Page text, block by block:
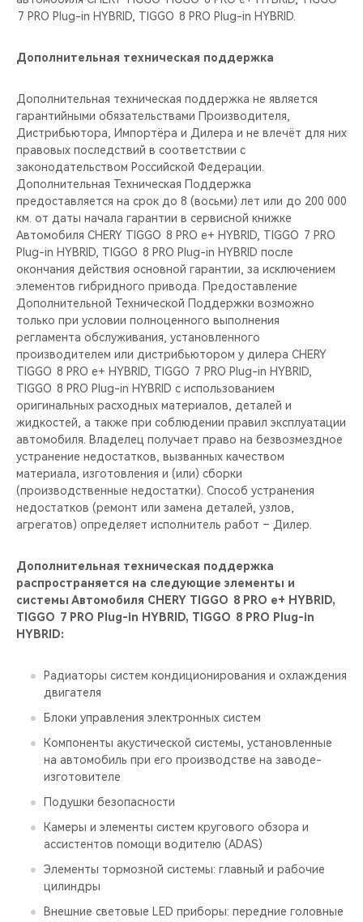
7 PRO Plug-in HYBRID, TIGGO 8 PRO Plug-in HYBRID.
Дополнительная техническая поддержка
Дополнительная техническая поддержка не является
гарантийными обязательствами Производителя,
Дистрибьютора, Импортёра и Дилера и не влечёт для них
правовых последствий в соответствии с
законодательством Российской Федерации.
Дополнительная Техническая Поддержка
предоставляется на срок до 8 (восьми) лет или до 200 000
км. от даты начала гарантии в сервисной книжке
Автомобиля CHERY TIGGO 8 PRO е+ HYBRID, TIGGO 7 PRO
Plug-in HYBRID, TIGGO 8 PRO Plug-in HYBRID после
окончания действия основной гарантии, за исключением
элементов гибридного привода. Предоставление
Дополнительной Технической Поддержки возможно
только при условии полноценного выполнения
регламента обслуживания, установленного
производителем или дистрибьютором у дилера CHERY
TIGGO 8 PRO е+ HYBRID, TIGGO 7 PRO Plug-in HYBRID,
TIGGO 8 PRO Plug-in HYBRID с использованием
оригинальных расходных материалов, деталей и
жидкостей, а также при соблюдении правил эксплуатации
автомобиля. Владелец получает право на безвозмездное
устранение недостатков, вызванных качеством
материала, изготовления и (или) сборки
(производственные недостатки). Способ устранения
недостатков (ремонт или замена деталей, узлов,
агрегатов) определяет исполнитель работ – Дилер.
Дополнительная техническая поддержка
распространяется на следующие элементы и
системы Автомобиля CHERY TIGGO 8 PRO е+ HYBRID,
TIGGO 7 PRO Plug-in HYBRID, TIGGO 8 PRO Plug-in
HYBRID:
Радиаторы систем кондиционирования и охлаждения
двигателя
Блоки управления электронных систем
Компоненты акустической системы, установленные
на автомобиль при его производстве на заводе-
изготовителе
Подушки безопасности
Камеры и элементы систем кругового обзора и
ассистентов помощи водителю (ADAS)
Элементы тормозной системы: главный и рабочие
цилиндры
Внешние световые LED приборы: передние головные